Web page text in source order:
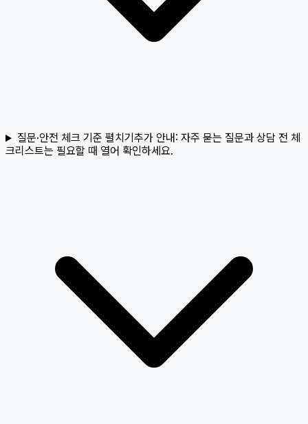
질문·안전 체크 기준 펼치기 추가 안내: 자주 묻는 질문과 상담 전 체
크리스트는 필요할 때 열어 확인하세요.